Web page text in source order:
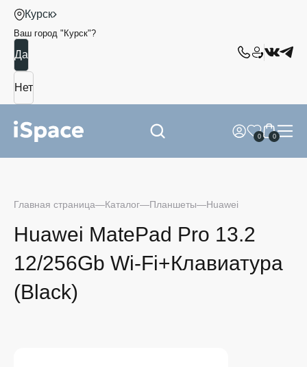
Курск
Ваш город " Курск"?
0 0
Главная страница Каталог Планшеты Huawei
Huawei MatePad Pro 13.2
12/256Gb Wi-Fi+Клавиатура
(Black)